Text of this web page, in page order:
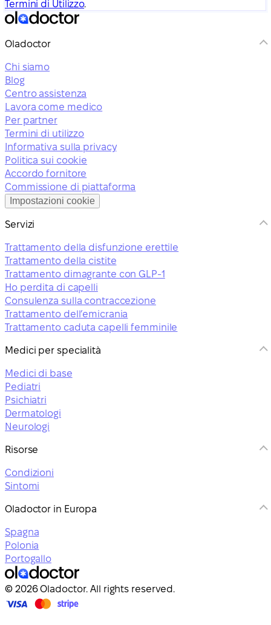
Termini di Utilizzo.
Oladoctor
Chi siamo
Blog
Centro assistenza
Lavora come medico
Per partner
Termini di utilizzo
Informativa sulla privacy
Politica sui cookie
Accordo fornitore
Commissione di piattaforma
Impostazioni cookie
Servizi
Trattamento della disfunzione erettile
Trattamento della cistite
Trattamento dimagrante con GLP-1
Ho perdita di capelli
Consulenza sulla contraccezione
Trattamento dell’emicrania
Trattamento caduta capelli femminile
Medici per specialità
Medici di base
Pediatri
Psichiatri
Dermatologi
Neurologi
Risorse
Condizioni
Sintomi
Oladoctor in Europa
Spagna
Polonia
Portogallo
© 2026 Oladoctor. All rights reserved.